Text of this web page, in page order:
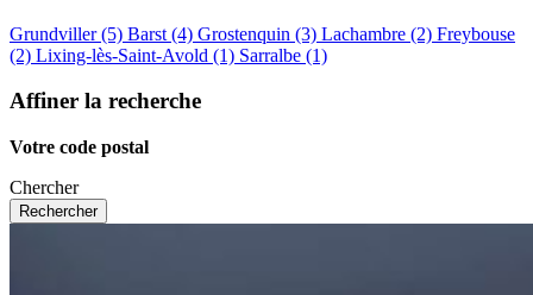
Grundviller (5) Barst (4) Grostenquin (3) Lachambre (2) Freybouse
(2) Lixing-lès-Saint-Avold (1) Sarralbe (1)
Affiner la recherche
Votre code postal
Chercher